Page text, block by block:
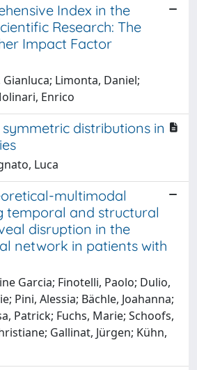
Index in the
Research: The
Impact Factor
Limonta, Daniel;
Enrico
distributions in
Luca
multimodal
temporal and structural
disruption in the
network in patients with
Garcia; Finotelli, Paolo; Dulio,
Pini, Alessia; Bächle, Joahanna;
Patrick; Fuchs, Marie; Schoofs,
Gallinat, Jürgen; Kühn,